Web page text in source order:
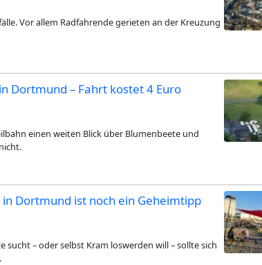
Vor allem Radfahrende gerieten an der Kreuzung
Dortmund – Fahrt kostet 4 Euro
einen weiten Blick über Blumenbeete und
Dortmund ist noch ein Geheimtipp
sucht – oder selbst Kram loswerden will – sollte sich